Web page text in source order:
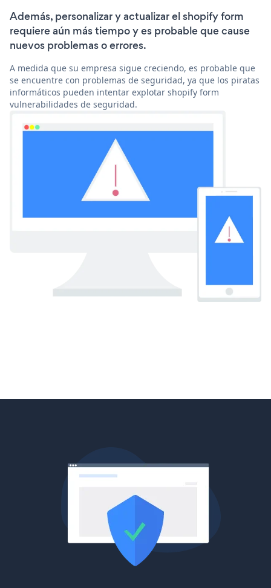
Además, personalizar y actualizar el shopify form
requiere aún más tiempo y es probable que cause
nuevos problemas o errores.
A medida que su empresa sigue creciendo, es probable que
se encuentre con problemas de seguridad, ya que los piratas
informáticos pueden intentar explotar shopify form
vulnerabilidades de seguridad.